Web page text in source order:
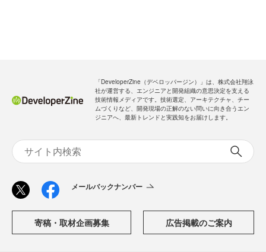
「DeveloperZine（デベロッパージン）」は、株式会社翔泳
社が運営する、エンジニアと開発組織の意思決定を支える
技術情報メディアです。技術選定、アーキテクチャ、チー
ムづくりなど、開発現場の正解のない問いに向き合うエン
ジニアへ、最新トレンドと実践知をお届けします。
メールバックナンバー
寄稿・取材企画募集 広告掲載のご案内